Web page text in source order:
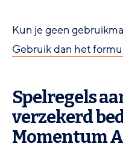
Kun je geen
Gebruik dan het
Spelregels
verzekerd
Momentum